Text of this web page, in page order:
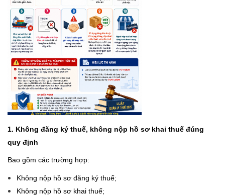
1. Không đăng ký thuế, không nộp hồ sơ khai thuế đúng
quy định
Bao gồm các trường hợp:
Không nộp hồ sơ đăng ký thuế;
Không nộp hồ sơ khai thuế;